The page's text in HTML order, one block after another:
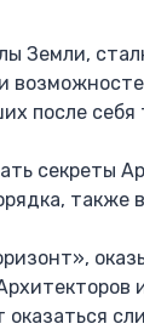
Земли,
после себя
секреты
также